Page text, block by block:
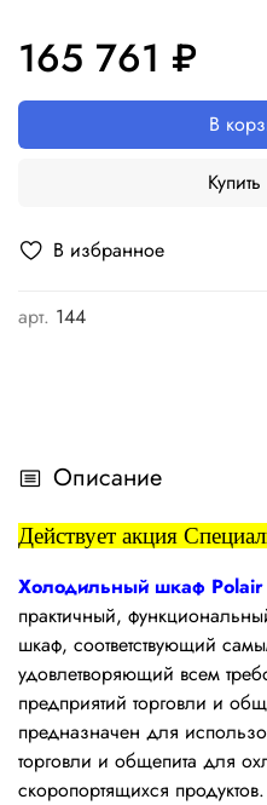
В избранное
арт. 144
165 761 ₽
В
Описание
Действует акция
Холодильный шкаф Polair
практичный,
шкаф, соответствующий
удовлетворяющий всем
предприятий торговли и
предназначен для
торговли и общепита для
скоропортящихся продуктов.